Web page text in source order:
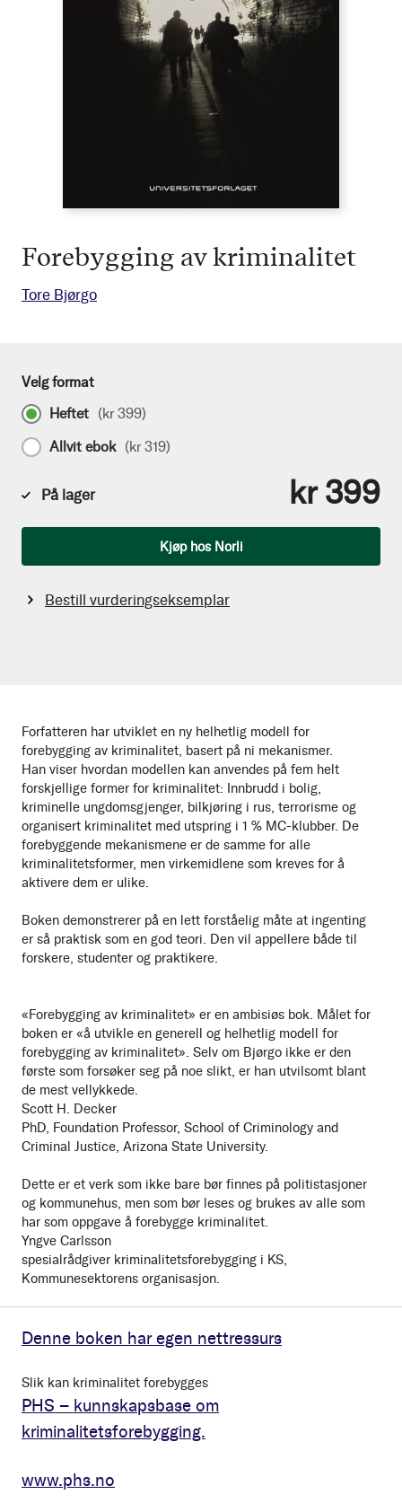
Forebygging av kriminalitet
Tore Bjørgo
Denne boken har egen nettressurs
Slik kan kriminalitet forebygges
PHS – kunnskapsbase om
kriminalitetsforebygging.
www.phs.no
Forfatteren har utviklet en ny helhetlig modell for
forebygging av kriminalitet, basert på ni mekanismer.
Han viser hvordan modellen kan anvendes på fem helt
forskjellige former for kriminalitet: Innbrudd i bolig,
kriminelle ungdomsgjenger, bilkjøring i rus, terrorisme og
organisert kriminalitet med utspring i 1 % MC-klubber. De
forebyggende mekanismene er de samme for alle
kriminalitetsformer, men virkemidlene som kreves for å
aktivere dem er ulike.
Boken demonstrerer på en lett forståelig måte at ingenting
er så praktisk som en god teori. Den vil appellere både til
forskere, studenter og praktikere.
«Forebygging av kriminalitet» er en ambisiøs bok. Målet for
boken er «å utvikle en generell og helhetlig modell for
forebygging av kriminalitet». Selv om Bjørgo ikke er den
første som forsøker seg på noe slikt, er han utvilsomt blant
de mest vellykkede.
Scott H. Decker
PhD, Foundation Professor, School of Criminology and
Criminal Justice, Arizona State University.
Dette er et verk som ikke bare bør finnes på politistasjoner
og kommunehus, men som bør leses og brukes av alle som
har som oppgave å forebygge kriminalitet.
Yngve Carlsson
spesialrådgiver kriminalitetsforebygging i KS,
Kommunesektorens organisasjon.
Velg format
Heftet (kr 399)
Allvit ebok (kr 319)
På lager kr 399
Kjøp hos Norli
Bestill vurderingseksemplar